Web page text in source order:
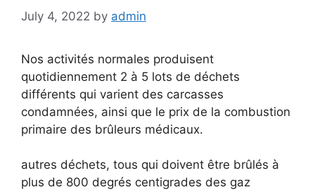
July 4, 2022 by admin
Nos activités normales produisent
quotidiennement 2 à 5 lots de déchets
différents qui varient des carcasses
condamnées, ainsi que le prix de la combustion
primaire des brûleurs médicaux.
autres déchets, tous qui doivent être brûlés à
plus de 800 degrés centigrades des gaz